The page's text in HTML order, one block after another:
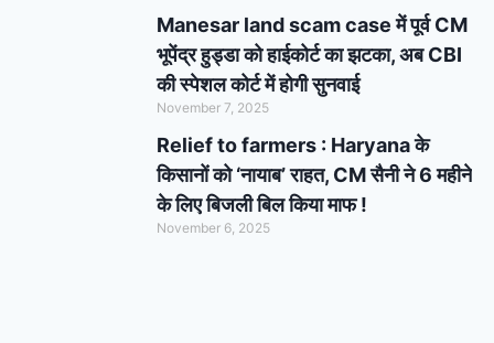
Manesar land scam case में पूर्व CM
भूपेंद्र हुड्डा को हाईकोर्ट का झटका, अब CBI
की स्पेशल कोर्ट में होगी सुनवाई
November 7, 2025
Relief to farmers : Haryana के
किसानों को ‘नायाब’ राहत, CM सैनी ने 6 महीने
के लिए बिजली बिल किया माफ !
November 6, 2025